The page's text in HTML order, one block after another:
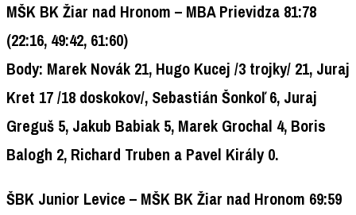
MŠK BK Žiar nad Hronom – MBA Prievidza 81:78
(22:16, 49:42, 61:60)
Body: Marek Novák 21, Hugo Kucej /3 trojky/ 21, Juraj
Kret 17 /18 doskokov/, Sebastián Šonkoľ 6, Juraj
Greguš 5, Jakub Babiak 5, Marek Grochal 4, Boris
Balogh 2, Richard Truben a Pavel Király 0.
ŠBK Junior Levice – MŠK BK Žiar nad Hronom 69:59